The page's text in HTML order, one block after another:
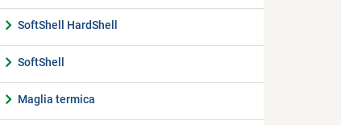
SoftShell HardShell
SoftShell
Maglia termica